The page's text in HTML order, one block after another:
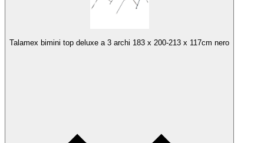
Talamex bimini top deluxe a 3 archi 183 x 200-213 x 117cm nero